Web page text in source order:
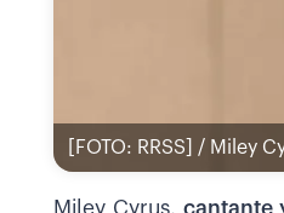
[FOTO: RRSS] / Miley
Miley Cyrus,cantante